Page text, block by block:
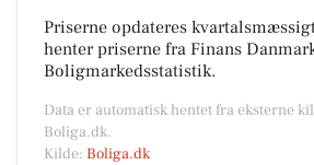
Priserne opdateres
henter priserne fra Finans
Boligmarkedsstatistik.
Data er automatisk hentet fra eksterne
Boliga.dk.
Kilde: Boliga.dk